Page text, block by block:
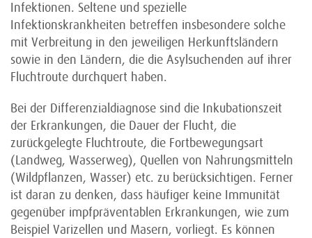
Infektionen. Seltene und spezielle
Infektionskrankheiten betreffen insbesondere solche
mit Ver­breitung in den jeweiligen Herkunftsländern
sowie in den Ländern, die die Asylsuchenden auf ihrer
Fluchtroute durchquert haben.
Bei der Differenzialdiagnose sind die Inkubationszeit
der Erkrankungen, die Dauer der Flucht, die
zurückgelegte Fluchtroute, die Fortbewegungsart
(Landweg, Wasserweg), Quellen von Nahrungs­mitteln
(Wildpflanzen, Wasser) etc. zu berücksichtigen. Ferner
ist daran zu denken, dass häufiger keine Immunität
gegenüber impfpräventablen Erkrankungen, wie zum
Beispiel Varizellen und Masern, vorliegt. Es können